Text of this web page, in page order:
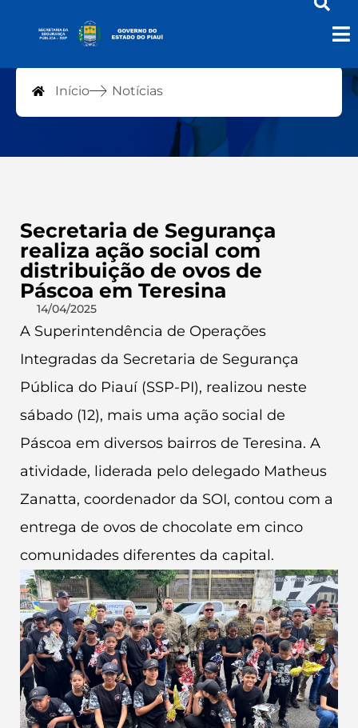
Notícias
Início Notícias
Secretaria de Segurança
realiza ação social com
distribuição de ovos de
Páscoa em Teresina
14/04/2025
A Superintendência de Operações
Integradas da Secretaria de Segurança
Pública do Piauí (SSP-PI), realizou neste
sábado (12), mais uma ação social de
Páscoa em diversos bairros de Teresina. A
atividade, liderada pelo delegado Matheus
Zanatta, coordenador da SOI, contou com a
entrega de ovos de chocolate em cinco
comunidades diferentes da capital.